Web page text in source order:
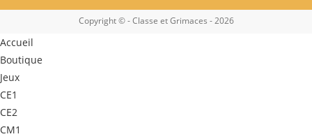
Copyright © - Classe et Grimaces - 2026
Accueil
Boutique
Jeux
CE1
CE2
CM1